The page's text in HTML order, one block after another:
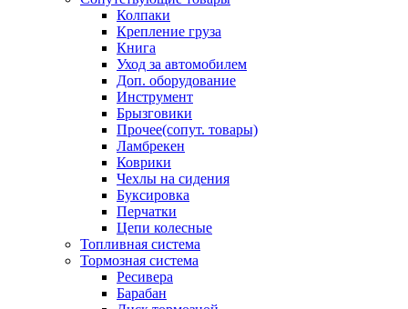
Колпаки
Крепление груза
Книга
Уход за автомобилем
Доп. оборудование
Инструмент
Брызговики
Прочее(сопут. товары)
Ламбрекен
Коврики
Чехлы на сидения
Буксировка
Перчатки
Цепи колесные
Топливная система
Тормозная система
Ресивера
Барабан